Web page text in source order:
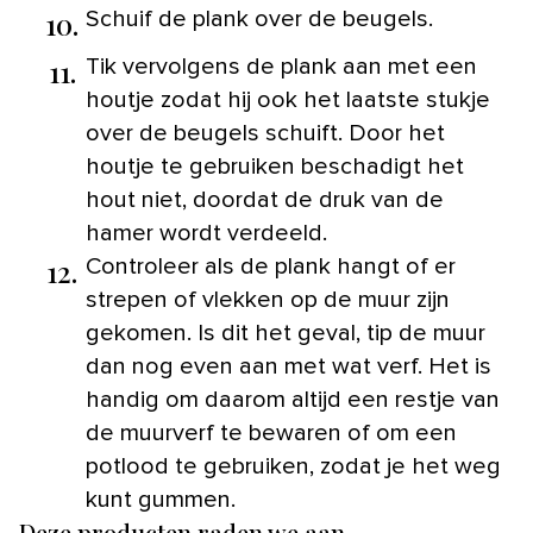
10. Schuif de plank over de beugels.
11. Tik vervolgens de plank aan met een
houtje zodat hij ook het laatste stukje
over de beugels schuift. Door het
houtje te gebruiken beschadigt het
hout niet, doordat de druk van de
hamer wordt verdeeld.
12. Controleer als de plank hangt of er
strepen of vlekken op de muur zijn
gekomen. Is dit het geval, tip de muur
dan nog even aan met wat verf. Het is
handig om daarom altijd een restje van
de muurverf te bewaren of om een
potlood te gebruiken, zodat je het weg
kunt gummen.